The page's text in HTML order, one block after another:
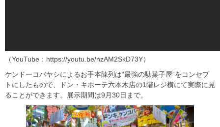
（YouTube：https://youtu.be/nzAM2SkD73Y）
ケンドーコバヤシによるお手本陳列は“最強の駄菓子屋”をコンセプ
トにしたもので、ドン・キホーテ六本木店の1階レジ横にて実際に見
ることができます。展示期間は9月30日まで。